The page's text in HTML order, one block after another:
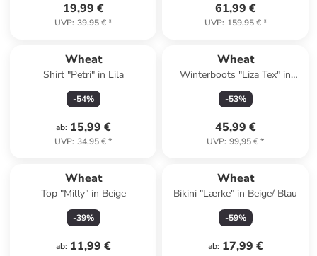
19,99 €
UVP: 39,95 €*
61,99 €
UVP: 159,95 €*
Wheat
Shirt "Petri" in Lila
-54%
ab: 15,99 €
UVP: 34,95 €*
Wheat
Winterboots "Liza Tex" in
Rosa
-53%
45,99 €
UVP: 99,95 €*
Wheat
Top "Milly" in Beige
-39%
ab: 11,99 €
Wheat
Bikini "Lærke" in Beige/ Blau
-59%
ab: 17,99 €